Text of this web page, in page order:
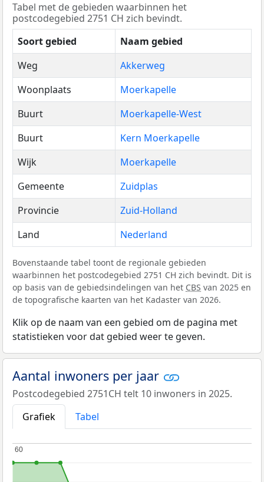
Tabel met de gebieden waarbinnen het
postcodegebied 2751 CH zich bevindt.
Soort gebied
Naam gebied
Weg
Akkerweg
Woonplaats
Moerkapelle
Buurt
Moerkapelle-West
Buurt
Kern Moerkapelle
Wijk
Moerkapelle
Gemeente
Zuidplas
Provincie
Zuid-Holland
Land
Nederland
Bovenstaande tabel toont de regionale gebieden
waarbinnen het postcodegebied 2751 CH zich bevindt. Dit is
op basis van de gebiedsindelingen van het CBS van 2025 en
de topografische kaarten van het Kadaster van 2026.
Klik op de naam van een gebied om de pagina met
statistieken voor dat gebied weer te geven.
Aantal inwoners per jaar
Postcodegebied 2751CH telt 10 inwoners in 2025.
Grafiek
Tabel
60
60